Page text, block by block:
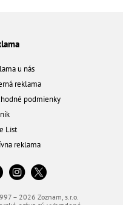
u nás
reklama
podmienky
List
reklama
– 2026 Zoznam, s.r.o.